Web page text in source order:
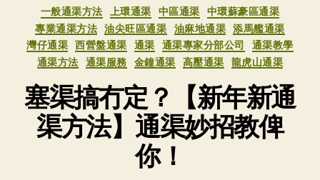
分
类
一般通渠方法 上環通渠 中區通渠
中環蘇豪區通渠
專業通渠方法
油尖旺區通渠 油麻地通渠 添馬艦通渠
灣仔通渠 西營盤通渠 通渠 通渠專家分部公司
通渠教學
通渠方法
通渠服務 金鐘通渠 高壓通渠 龍虎山通渠
塞渠搞冇定？【新年新通
渠方法】通渠妙招教俾
你！